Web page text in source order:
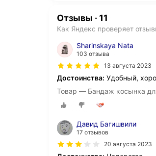
Отзывы · 11
Как Яндекс проверяет
Sharinskaya Nata
103 отзыва
13 августа 2023
Достоинства: Удобный,
Товар — Бандаж косынка
Давид Багишвили
17 отзывов
20 августа 2023